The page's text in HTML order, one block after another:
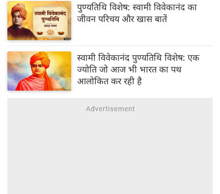
पुण्यतिथि विशेष: स्वामी विवेकानंद का
जीवन परिचय और खास बातें
स्वामी विवेकानंद पुण्यतिथि विशेष: एक
ज्योति जो आज भी भारत का पथ
आलोकित कर रही है